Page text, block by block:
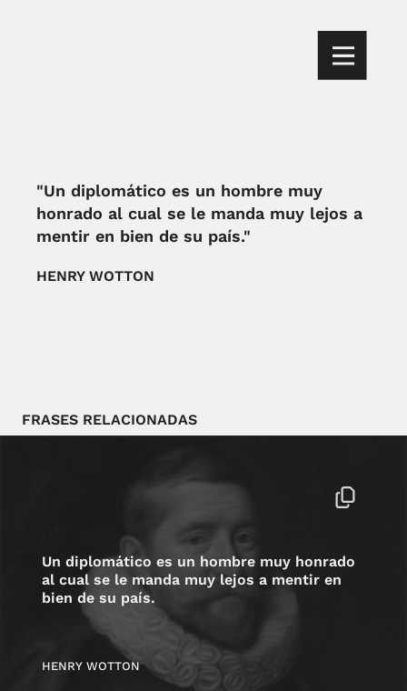
"Un diplomático es un hombre muy
honrado al cual se le manda muy lejos a
mentir en bien de su país."
HENRY WOTTON
FRASES RELACIONADAS
Un diplomático es un hombre muy honrado
al cual se le manda muy lejos a mentir en
bien de su país.
HENRY WOTTON